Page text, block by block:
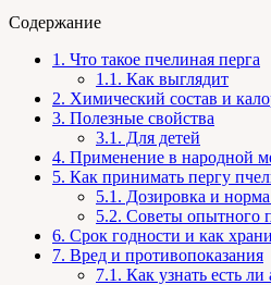
Содержание
1. Что такое пчелиная перга
1.1. Как выглядит
2. Химический состав и
3. Полезные свойства
3.1. Для детей
4. Применение в народной
5. Как принимать пергу
5.1. Дозировка и
5.2. Советы опытного
6. Срок годности и как
7. Вред и противопоказания
7.1. Как узнать есть